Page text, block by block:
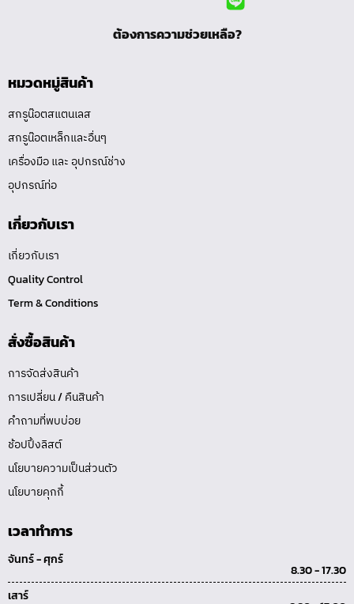
ต้องการความช่วยเหลือ?
หมวดหมู่สินค้า
สกรูน๊อตสแตนเลส
สกรูน๊อตเหล็กและอื่นๆ
เครื่องมือ และ อุปกรณ์ช่าง
อุปกรณ์ท่อ
เกี่ยวกับเรา
เกี่ยวกับเรา
Quality Control
Term & Conditions
สั่งซื้อสินค้า
การจัดส่งสินค้า
การเปลี่ยน / คืนสินค้า
คำถามที่พบบ่อย
ช้อปปิ้งลิสต์
นโยบายความเป็นส่วนตัว
นโยบายคุกกี้
เวลาทำการ
จันทร์ - ศุกร์
8.30 - 17.30
เสาร์